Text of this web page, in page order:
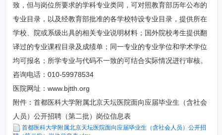
致，但与岗位所要求的学科专业类同，可对照教育部历年公布的
专业目录，以及经教育部批准的各学校特设专业目录，提供所在
学校、院或系级出具的相关专业说明材料；国外院校考生提供翻
译过的专业课程目录及成绩单；同一专业的专业学位和学术学位
均可报名；所学专业与代码不一致的可结合实际情况进行审核。
咨询电话：010-59978534
医院网址：www.bjtth.org
附件：首都医科大学附属北京天坛医院面向应届毕业生（含社会
人员）公开招聘（第二批）岗位信息表
首都医科大学附属北京天坛医院面向应届毕业生（含社会人员）公开招